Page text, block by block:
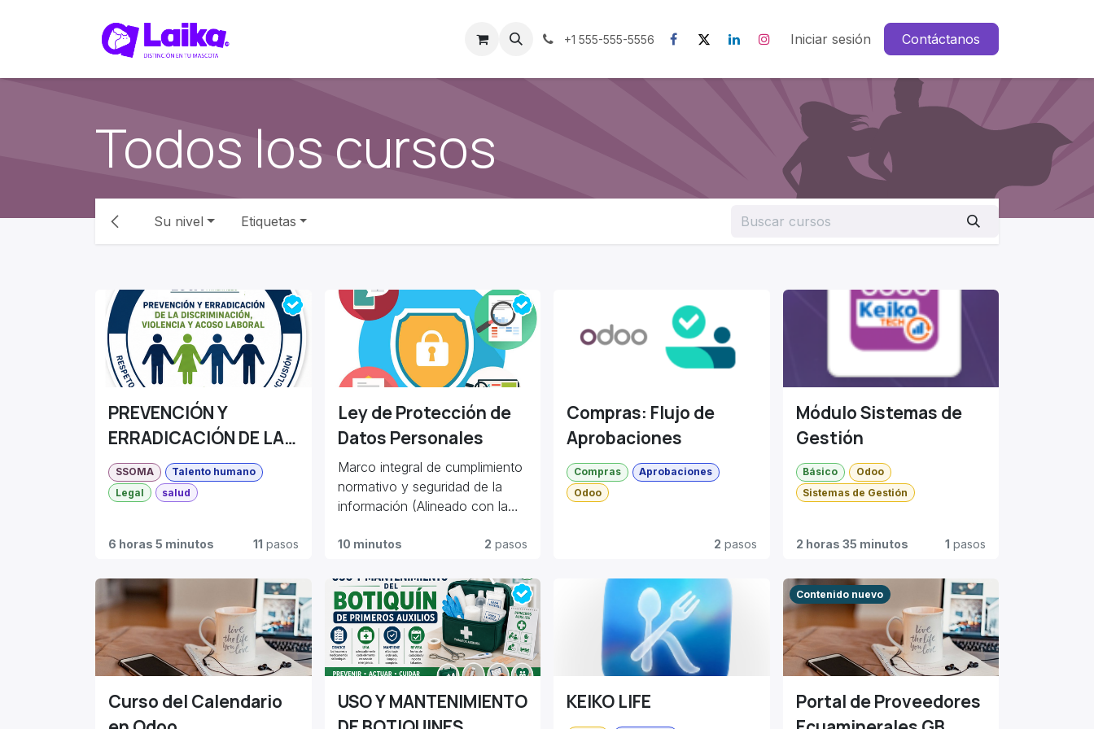
+1 555-555-5556 Iniciar sesión Contáctanos
Todos los cursos
Su nivel Etiquetas
PREVENCIÓN Y
ERRADICACIÓN DE LA
DISCRIMINACIÓN,
VIOLENCIA Y ACOSO
ECUAMINERALES
SSOMA
Talento humano
Legal
salud
6 horas 5 minutos 11 pasos
Ley de Protección de
Datos Personales
Marco integral de cumplimiento
normativo y seguridad de la
información (Alineado con la
Datos Personales - LOPDP de
10 minutos 2 pasos
Compras: Flujo de
Aprobaciones
Compras
Aprobaciones
Odoo
2 pasos
Módulo Sistemas de
Gestión
Básico
Odoo
Sistemas de Gestión
2 horas 35 minutos 1 pasos
Curso del Calendario
USO Y MANTENIMIENTO
KEIKO LIFE
Contenido nuevo
Portal de Proveedores